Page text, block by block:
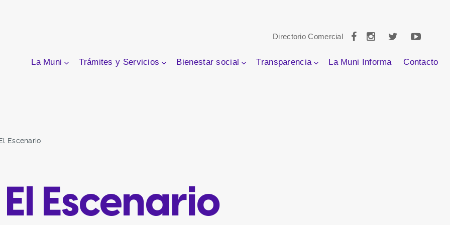
Directorio Comercial
La Muni Trámites y Servicios Bienestar social Transparencia La Muni Informa Contacto
Escenario
El Escenario